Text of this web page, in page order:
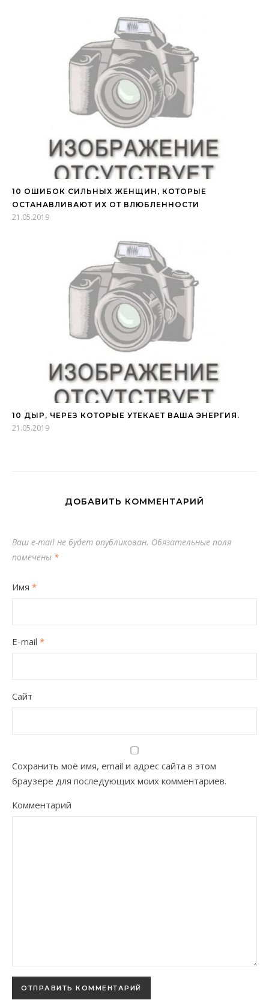
10 ОШИБОК СИЛЬНЫХ ЖЕНЩИН, КОТОРЫЕ
ОСТАНАВЛИВАЮТ ИХ ОТ ВЛЮБЛЕННОСТИ
21.05.2019
10 ДЫР, ЧЕРЕЗ КОТОРЫЕ УТЕКАЕТ ВАША ЭНЕРГИЯ.
21.05.2019
ДОБАВИТЬ КОММЕНТАРИЙ
Ваш e-mail не будет опубликован. Обязательные поля
помечены *
Имя *
E-mail *
Сайт
Сохранить моё имя, email и адрес сайта в этом
браузере для последующих моих комментариев.
Комментарий